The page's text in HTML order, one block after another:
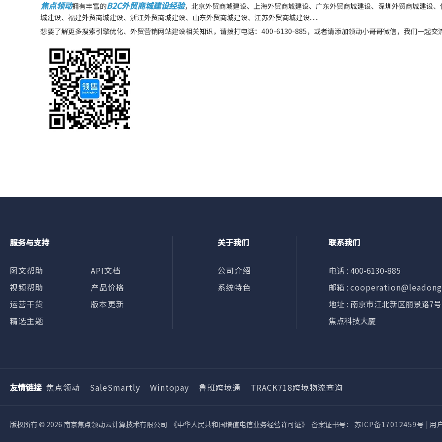
焦点领动拥有丰富的B2C外贸商城建设经验，北京外贸商城建设、上海外贸商城建设、广东外贸商城建设、深圳外贸商城建设
城建设、福建外贸商城建设、浙江外贸商城建设、山东外贸商城建设、江苏外贸商城建设......
想要了解更多搜索引擎优化、外贸营销网站建设相关知识，请拨打电话：400-6130-885，或者请添加领动小哥哥微信，我们一起交
服务与支持
图文帮助
API文档
视频帮助
产品价格
运营干货
版本更新
精选主题
关于我们
公司介绍
系统特色
联系我们
电话 : 400-6130-885
邮箱 :
地址 : 南京市江北新区丽景路7号
焦点科技大厦
友情链接 焦点领动 SaleSmartly Wintopay 鲁班跨境通 TRACK718跨境物流查询
版权所有 ©️ 2026 ​​​​​​​ 南京焦点领动云计算技术有限公司 《中华人民共和国增值电信业务经营许可证》 备案证书号： 苏ICP备17012459号 | 用